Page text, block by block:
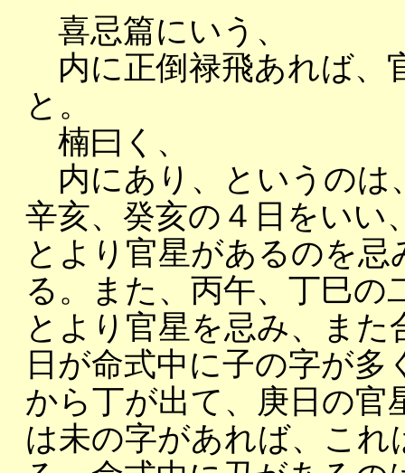
喜忌篇にいう、
内に正倒禄飛あれば、
と。
楠曰く、
内にあり、というのは
辛亥、癸亥の４日をいい
とより官星があるのを
る。また、丙午、丁巳の
とより官星を忌み、ま
日が命式中に子の字が
から丁が出て、庚日の官
は未の字があれば、こ